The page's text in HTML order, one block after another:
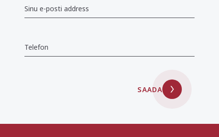
SAADA